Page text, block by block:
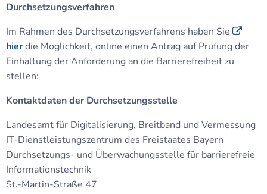
Durchsetzungsverfahren
Im Rahmen des Durchsetzungsverfahrens haben Sie
hierdie Möglichkeit, online einen Antrag auf Prüfung der
Einhaltung der Anforderung an die Barrierefreiheit zu
stellen:
Kontaktdaten der Durchsetzungsstelle
Landesamt für Digitalisierung, Breitband und Vermessung
IT-Dienstleistungszentrum des Freistaates Bayern
Durchsetzungs- und Überwachungsstelle für barrierefreie
Informationstechnik
St.-Martin-Straße 47